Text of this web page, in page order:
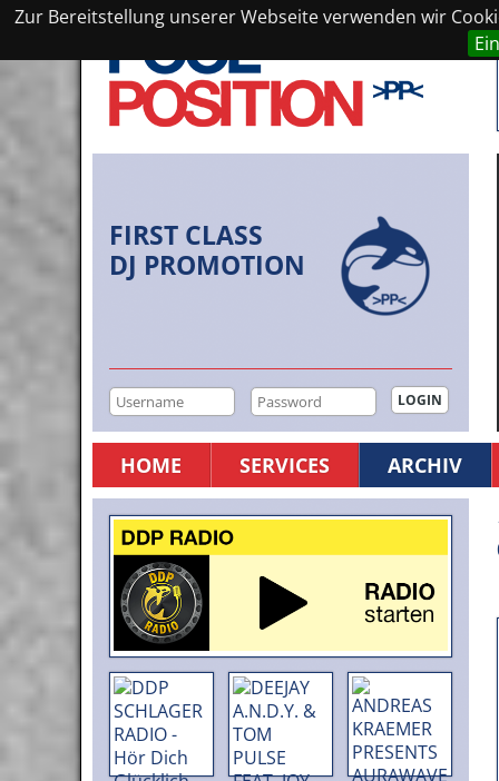
Zur Bereitstellung unserer Webseite verwenden wir
FIRST CLASS
DJ PROMOTION
HOME SERVICES ARCHIV